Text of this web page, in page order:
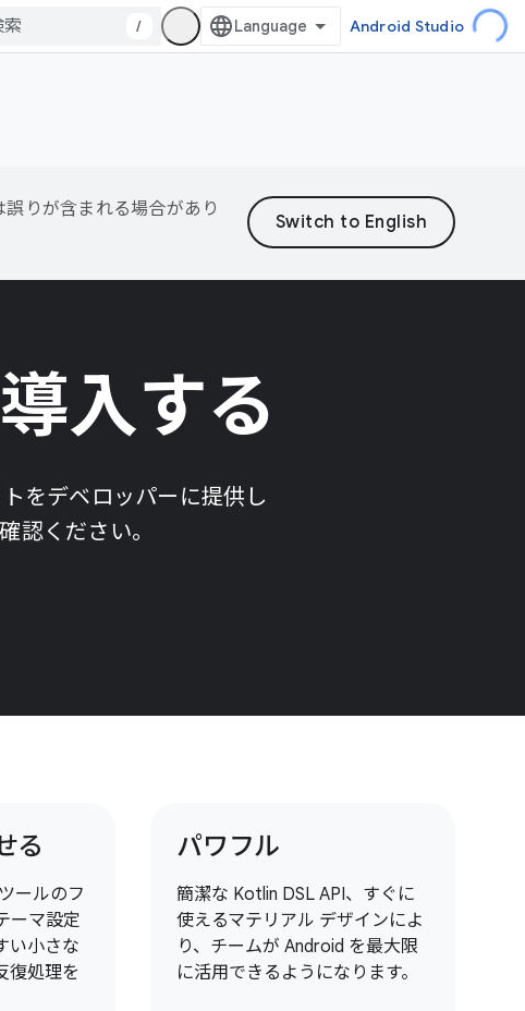
/ Android Studio
りが含まれる場合があり
入する
をデベロッパーに提供し
認ください。
る
ールのフ
ーマ設定
い小さな
復処理を
パワフル
簡潔な Kotlin DSL API、すぐに
使えるマテリアル デザインによ
り、チームが Android を最大限
に活用できるようになります。